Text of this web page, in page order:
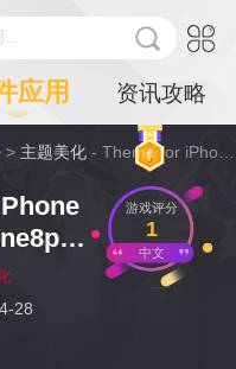
...
应用 资讯攻略
> 主题美化 - Theme for iPhone 8 Plus(iphone8p主题商店软件app官方版)详情
主
官方
28
游戏评分
1
中文